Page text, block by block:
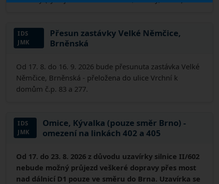
IDS
JMK
Přesun zastávky Velké Němčice,
Brněnská
Od 17. 8. do 16. 9. 2026 bude přesunuta zastávka Velké
Němčice, Brněnská - přeložena do ulice Vrchní k
domům č.p. 83 a 277.
IDS
JMK
Omice, Kývalka (pouze směr Brno) -
omezení na linkách 402 a 405
Od 17. do 23. 8. 2026 z důvodu uzavírky silnice II/602
nebude možný průjezd veškeré dopravy přes most
nad dálnicí D1 pouze ve směru do Brna. Uzavírka se